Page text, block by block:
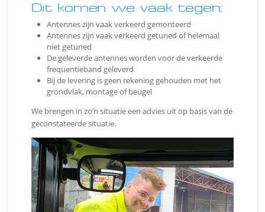
Dit komen we vaak tegen:
Antennes zijn vaak verkeerd gemonteerd
Antennes zijn vaak verkeerd getuned of helemaal
niet getuned
De geleverde antennes worden voor de verkeerde
frequentieband geleverd
Bij de levering is geen rekening gehouden met het
grondvlak, montage of beugel
We brengen in zo’n situatie een advies uit op basis van de
geconstateerde situatie.